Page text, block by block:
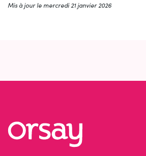
Mis à jour le mercredi 21 janvier 2026